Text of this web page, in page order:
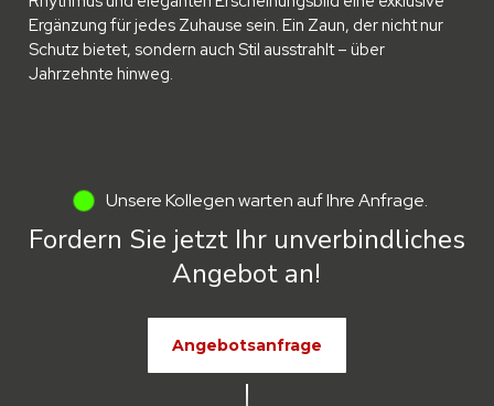
Ergänzung für jedes Zuhause sein. Ein Zaun, der nicht nur
Schutz bietet, sondern auch Stil ausstrahlt – über
Jahrzehnte hinweg.
Unsere Kollegen warten auf Ihre Anfrage.
Fordern Sie jetzt Ihr unverbindliches
Angebot an!
Angebotsanfrage